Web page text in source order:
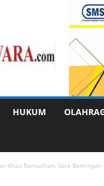
HUKUM
Khas Ramadhan. Sate